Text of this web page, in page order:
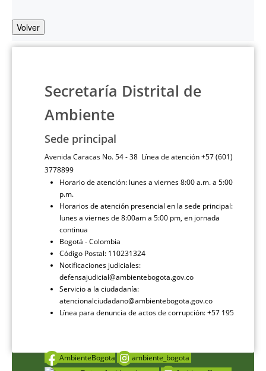
Volver
Secretaría Distrital de
Ambiente
Sede principal
Avenida Caracas No. 54 - 38 Línea de atención +57 (601)
3778899
Horario de atención: lunes a viernes 8:00 a.m. a 5:00
p.m.
Horarios de atención presencial en la sede principal:
lunes a viernes de 8:00am a 5:00 pm, en jornada
continua
Bogotá - Colombia
Código Postal: 110231324
Notificaciones judiciales:
defensajudicial@ambientebogota.gov.co
Servicio a la ciudadanía:
atencionalciudadano@ambientebogota.gov.co
Línea para denuncia de actos de corrupción: +57 195
AmbienteBogota
ambiente_bogota